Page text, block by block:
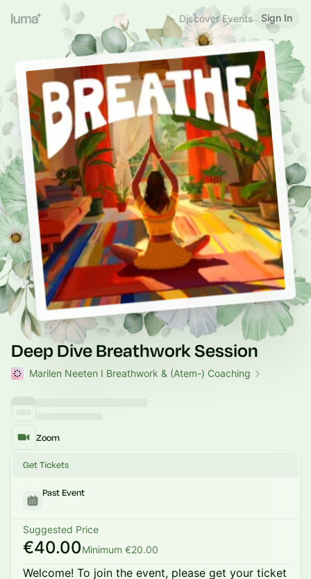
Discover Events Sign In
Deep Dive Breathwork Session
Marilen Neeten I Breathwork & (Atem-) Coaching
Zoom
Get Tickets
Past Event
Suggested Price
€40.00Minimum €20.00
Welcome! To join the event, please get your ticket